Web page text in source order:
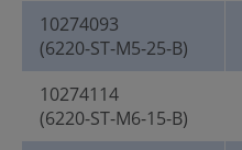
10274093
(6220-ST-M5-25-B)
10274114
(6220-ST-M6-15-B)